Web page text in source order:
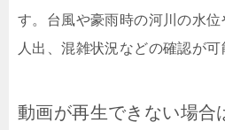
す。台風や豪雨時の河川の水
人出、混雑状況などの確認が可
動画が再生できない場合